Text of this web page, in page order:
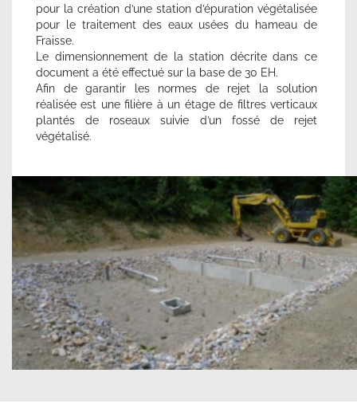
pour la création d’une station d’épuration végétalisée
pour le traitement des eaux usées du hameau de
Fraisse.
Le dimensionnement de la station décrite dans ce
document a été effectué sur la base de 30 EH.
Afin de garantir les normes de rejet la solution
réalisée est une filière à un étage de filtres verticaux
plantés de roseaux suivie d’un fossé de rejet
végétalisé.